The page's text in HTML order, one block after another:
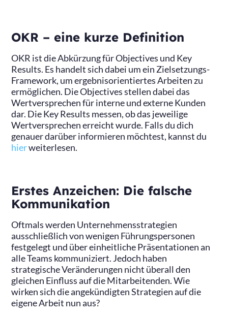
OKR – eine kurze Definition
OKR ist die Abkürzung für Objectives und Key
Results. Es handelt sich dabei um ein Zielsetzungs-
Framework, um ergebnisorientiertes Arbeiten zu
ermöglichen. Die Objectives stellen dabei das
Wertversprechen für interne und externe Kunden
dar. Die Key Results messen, ob das jeweilige
Wertversprechen erreicht wurde. Falls du dich
genauer darüber informieren möchtest, kannst du
hierweiterlesen.
Erstes Anzeichen: Die falsche
Kommunikation
Oftmals werden Unternehmensstrategien
ausschließlich von wenigen Führungspersonen
festgelegt und über einheitliche Präsentationen an
alle Teams kommuniziert. Jedoch haben
strategische Veränderungen nicht überall den
gleichen Einfluss auf die Mitarbeitenden. Wie
wirken sich die angekündigten Strategien auf die
eigene Arbeit nun aus?